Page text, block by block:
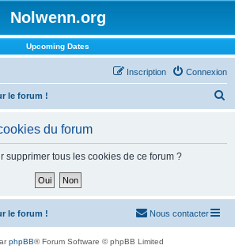
Nolwenn.org
Upcoming Dates
Connexion
Inscription
le forum !
h
du forum
supprimer tous les cookies de ce forum ?
le forum ! Nous contacter
phpBB® Forum Software © phpBB Limited